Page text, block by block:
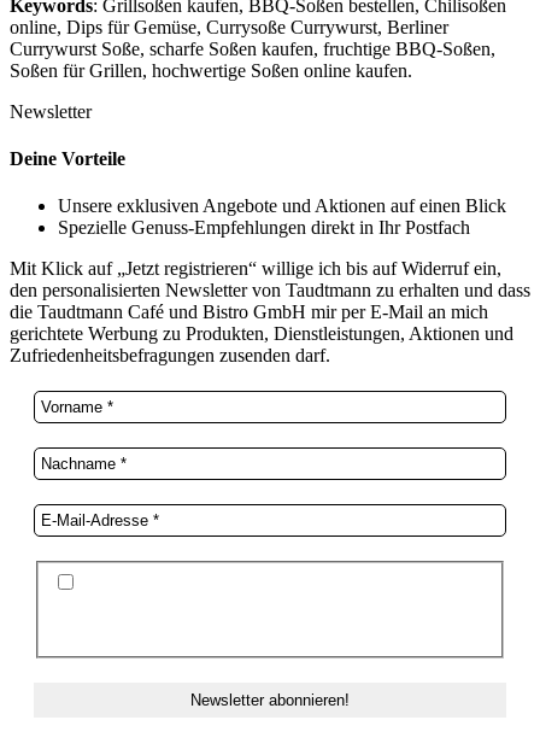
Keywords: Grillsoßen kaufen, BBQ-Soßen bestellen, Chilisoßen
online, Dips für Gemüse, Currysoße Currywurst, Berliner
Currywurst Soße, scharfe Soßen kaufen, fruchtige BBQ-Soßen,
Soßen für Grillen, hochwertige Soßen online kaufen.
Newsletter
Deine Vorteile
Unsere exklusiven Angebote und Aktionen auf einen Blick
Spezielle Genuss-Empfehlungen direkt in Ihr Postfach
Mit Klick auf „Jetzt registrieren“ willige ich bis auf Widerruf ein,
den personalisierten Newsletter von Taudtmann zu erhalten und dass
die Taudtmann Café und Bistro GmbH mir per E-Mail an mich
gerichtete Werbung zu Produkten, Dienstleistungen, Aktionen und
Zufriedenheitsbefragungen zusenden darf.